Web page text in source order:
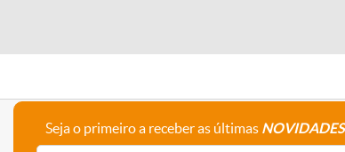
A empresa
Seja o primeiro a receber as últimas